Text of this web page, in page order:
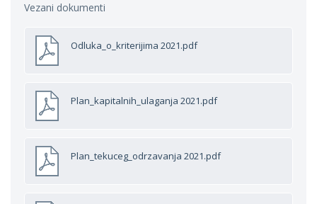
Vezani dokumenti
Odluka_o_kriterijima 2021.pdf
Plan_kapitalnih_ulaganja 2021.pdf
Plan_tekuceg_odrzavanja 2021.pdf